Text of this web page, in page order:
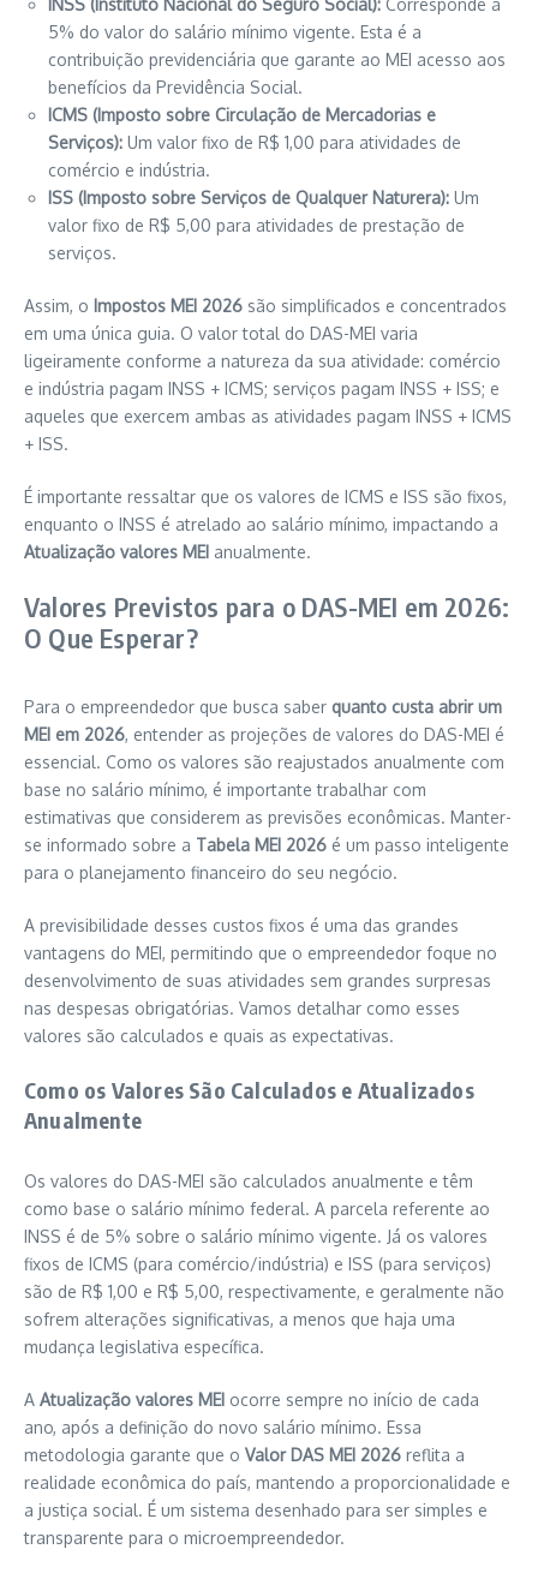
5% do valor do salário mínimo vigente. Esta é a
contribuição previdenciária que garante ao MEI acesso aos
benefícios da Previdência Social.
ICMS (Imposto sobre Circulação de Mercadorias e
Serviços): Um valor fixo de R$ 1,00 para atividades de
comércio e indústria.
ISS (Imposto sobre Serviços de Qualquer Naturera): Um
valor fixo de R$ 5,00 para atividades de prestação de
serviços.
Assim, o Impostos MEI 2026 são simplificados e concentrados
em uma única guia. O valor total do DAS-MEI varia
ligeiramente conforme a natureza da sua atividade: comércio
e indústria pagam INSS + ICMS; serviços pagam INSS + ISS; e
aqueles que exercem ambas as atividades pagam INSS + ICMS
+ ISS.
É importante ressaltar que os valores de ICMS e ISS são fixos,
enquanto o INSS é atrelado ao salário mínimo, impactando a
Atualização valores MEI anualmente.
Valores Previstos para o DAS-MEI em 2026:
O Que Esperar?
Para o empreendedor que busca saber quanto custa abrir um
MEI em 2026, entender as projeções de valores do DAS-MEI é
essencial. Como os valores são reajustados anualmente com
base no salário mínimo, é importante trabalhar com
estimativas que considerem as previsões econômicas. Manter-
se informado sobre a Tabela MEI 2026 é um passo inteligente
para o planejamento financeiro do seu negócio.
A previsibilidade desses custos fixos é uma das grandes
vantagens do MEI, permitindo que o empreendedor foque no
desenvolvimento de suas atividades sem grandes surpresas
nas despesas obrigatórias. Vamos detalhar como esses
valores são calculados e quais as expectativas.
Como os Valores São Calculados e Atualizados
Anualmente
Os valores do DAS-MEI são calculados anualmente e têm
como base o salário mínimo federal. A parcela referente ao
INSS é de 5% sobre o salário mínimo vigente. Já os valores
fixos de ICMS (para comércio/indústria) e ISS (para serviços)
são de R$ 1,00 e R$ 5,00, respectivamente, e geralmente não
sofrem alterações significativas, a menos que haja uma
mudança legislativa específica.
A Atualização valores MEI ocorre sempre no início de cada
ano, após a definição do novo salário mínimo. Essa
metodologia garante que o Valor DAS MEI 2026 reflita a
realidade econômica do país, mantendo a proporcionalidade e
a justiça social. É um sistema desenhado para ser simples e
transparente para o microempreendedor.